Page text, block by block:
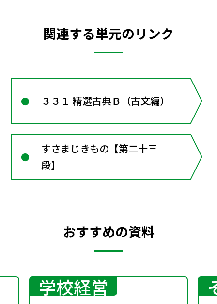
関連する単元のリンク
３３１ 精選古典Ｂ（古文編）
すさまじきもの【第二十三
段】
おすすめの資料
学校経営